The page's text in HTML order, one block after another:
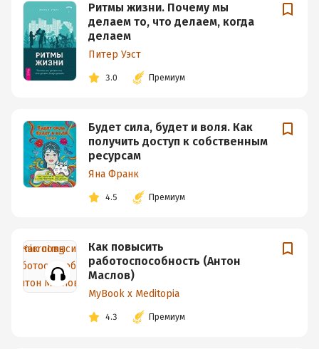
Ритмы жизни. Почему мы
делаем то, что делаем, когда
делаем
Питер Уэст
3.0 Премиум
Будет сила, будет и воля. Как
получить доступ к собственным
ресурсам
Яна Франк
4.5 Премиум
Как повысить
работоспособность (Антон
Маслов)
MyBook x Meditopia
4.3 Премиум